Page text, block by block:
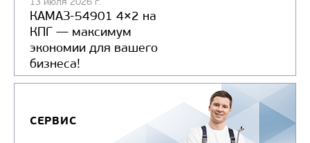
КАМАЗ-54901 4×2 на
КПГ — максимум
экономии для вашего
бизнеса!
СЕРВИС